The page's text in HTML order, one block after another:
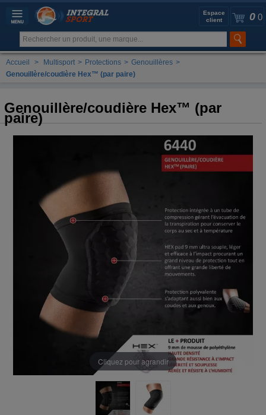
0 0
Espace
client
Accueil > Multisport > Protections > Genouillères >
Genouillère/coudière Hex™ (par paire)
Genouillère/coudière Hex™ (par
paire)
Cliquez pour agrandir